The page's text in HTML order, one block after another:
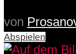
von
Abspielen